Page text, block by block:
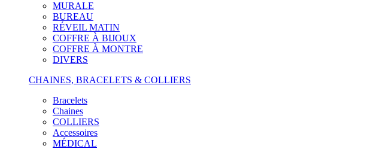
MURALE
BUREAU
RÉVEIL MATIN
COFFRE À BIJOUX
COFFRE À MONTRE
DIVERS
CHAINES, BRACELETS & COLLIERS
Bracelets
Chaines
COLLIERS
Accessoires
MÉDICAL